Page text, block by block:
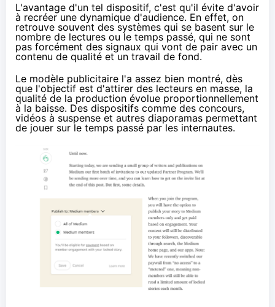
L'avantage d'un tel dispositif, c'est qu'il évite d'avoir
à recréer une dynamique d'audience. En effet, on
retrouve souvent des systèmes qui se basent sur le
nombre de lectures ou le temps passé, qui ne sont
pas forcément des signaux qui vont de pair avec un
contenu de qualité et un travail de fond.
Le modèle publicitaire l'a assez bien montré, dès
que l'objectif est d'attirer des lecteurs en masse, la
qualité de la production évolue proportionnellement
à la baisse. Des dispositifs comme des concours,
vidéos à suspense et autres diaporamas permettant
de jouer sur le temps passé par les internautes.